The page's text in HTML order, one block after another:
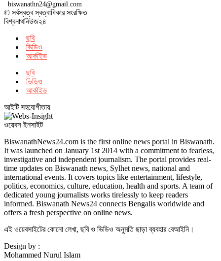
biswanathn24@gmail.com
© সর্বস্বত্ব স্বত্বাধিকার সংরক্ষিত
বিশ্বনাথনিউজ২৪
ছবি
ভিডিও
আর্কাইভ
ছবি
ভিডিও
আর্কাইভ
আইটি সহযোগীতায়
ওয়েবস ইনসাইট
BiswanathNews24.com is the first online news portal in Biswanath.
It was launched on January 1st 2014 with a commitment to fearless,
investigative and independent journalism. The portal provides real-
time updates on Biswanath news, Sylhet news, national and
international events. It covers topics like entertainment, lifestyle,
politics, economics, culture, education, health and sports. A team of
dedicated young journalists works tirelessly to keep readers
informed. Biswanath News24 connects Bengalis worldwide and
offers a fresh perspective on online news.
এই ওয়েবসাইটের কোনো লেখা, ছবি ও ভিডিও অনুমতি ছাড়া ব্যবহার বেআইনি।
Design by :
Mohammed Nurul Islam